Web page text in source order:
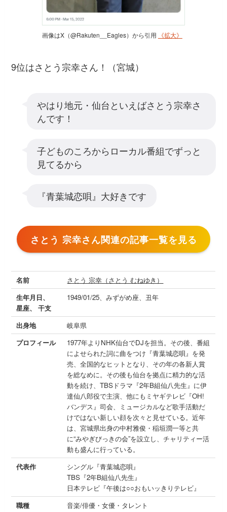
画像はX（@Rakuten__Eagles）から引用 《拡大》
9位はさとう宗幸さん！（宮城）
やはり地元・仙台といえばさとう宗幸さ
んです！
子どものころからローカル番組でずっと
見てるから
『青葉城恋唄』大好きです
さとう 宗幸さん関連の記事一覧を見る
名前
さとう 宗幸（さとう むねゆき）
生年月日、
星座、 干支
1949/01/25、みずがめ座、丑年
出身地
岐阜県
プロフィール
1977年よりNHK仙台でDJを担当。その後、番組
によせられた詞に曲をつけ『青葉城恋唄』を発
売、全国的なヒットとなり、その年の各新人賞
を総なめに。その後も仙台を拠点に精力的な活
動を続け、TBSドラマ『2年B組仙八先生』に伊
達仙八郎役で主演、他にもミヤギテレビ『OH!
バンデス』司会、ミュージカルなど歌手活動だ
けではない新しい顔を次々と見せている。近年
は、宮城県出身の中村雅俊・稲垣潤一等と共
に“みやぎびっきの会”を設立し、チャリティー活
動も盛んに行っている。
代表作
シングル『青葉城恋唄』
TBS『2年B組仙八先生』
日本テレビ『午後は○○おもいッきりテレビ』
職種
音楽/俳優・女優・タレント